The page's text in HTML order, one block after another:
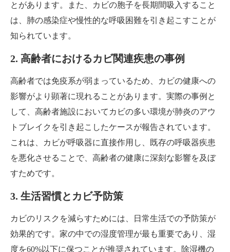
とがあります。また、カビの胞子を長期間吸入すること
は、肺の感染症や慢性的な呼吸困難を引き起こすことが
知られています。
2. 高齢者におけるカビ関連疾患の事例
高齢者では免疫系が弱まっているため、カビの健康への
影響がより顕著に現れることがあります。実際の事例と
して、高齢者施設においてカビの多い環境が肺炎のアウ
トブレイクを引き起こしたケースが報告されています。
これは、カビが呼吸器に直接作用し、既存の呼吸器疾患
を悪化させることで、高齢者の健康に深刻な影響を及ぼ
すためです。
3. 生活習慣とカビ予防策
カビのリスクを減らすためには、日常生活での予防策が
効果的です。家の中での湿度管理が最も重要であり、湿
度を60%以下に保つことが推奨されています。除湿機の